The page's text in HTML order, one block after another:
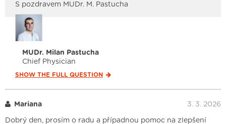
S pozdravem MUDr. M. Pastucha
MUDr. Milan Pastucha
Chief Physician
SHOW THE FULL QUESTION
Mariana 3. 3. 2026
Dobrý den, prosím o radu a případnou pomoc na zlepšení